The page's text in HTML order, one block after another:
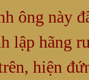
ông này
lập hãng
hiện